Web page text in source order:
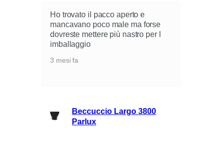
Ho trovato il pacco aperto e
mancavano poco male ma forse
dovreste mettere più nastro per l
imballaggio
3 mesi fa
Beccuccio Largo 3800
Parlux